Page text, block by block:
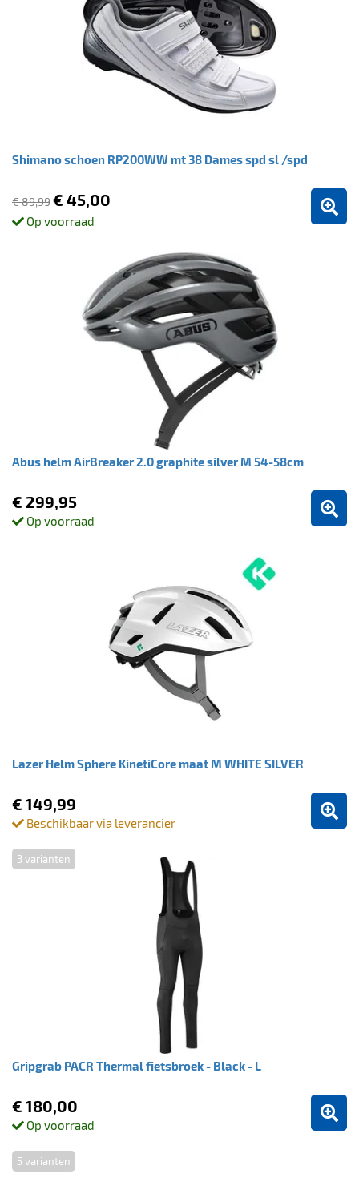
Shimano schoen RP200WW mt 38 Dames spd sl /spd
€ 89,99€ 45,00
Op voorraad
Abus helm AirBreaker 2.0 graphite silver M 54-58cm
€ 299,95
Op voorraad
Lazer Helm Sphere KinetiCore maat M WHITE SILVER
€ 149,99
Beschikbaar via leverancier
Gripgrab PACR Thermal fietsbroek - Black - L
3 varianten
€ 180,00
Op voorraad
5 varianten